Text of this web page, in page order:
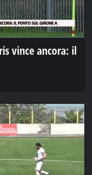
vince ancora: il